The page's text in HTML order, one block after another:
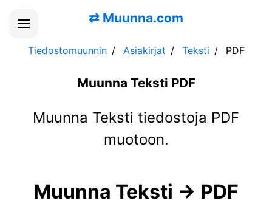
⇄ Muunna.com
Tiedostomuunnin Asiakirjat Teksti PDF
Muunna Teksti PDF
Muunna Teksti tiedostoja PDF
muotoon.
Muunna Teksti → PDF